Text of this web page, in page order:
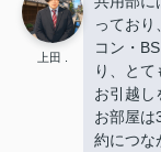
上田 .
ってお
コン・
り、と
お引越し
お部屋は
約につな